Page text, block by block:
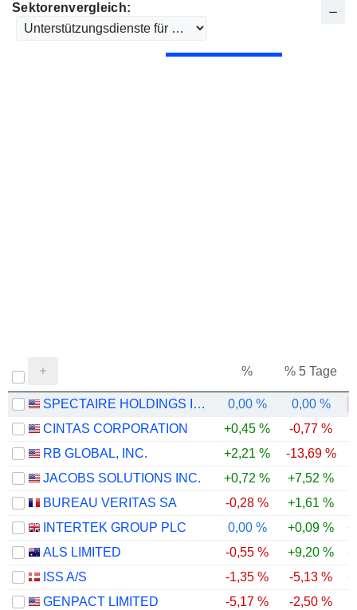
Sektorenvergleich:
% % 5 Tage
SPECTAIRE HOLDINGS INC. 0,00 % 0,00 %
CINTAS CORPORATION
+0,45 % -0,77 %
RB GLOBAL, INC.
+2,21 % -13,69 %
JACOBS SOLUTIONS INC.
+0,72 % +7,52 %
BUREAU VERITAS SA
-0,28 % +1,61 %
INTERTEK GROUP PLC
0,00 % +0,09 %
ALS LIMITED
-0,55 % +9,20 %
ISS A/S
-1,35 % -5,13 %
GENPACT LIMITED
-5,17 % -2,50 %